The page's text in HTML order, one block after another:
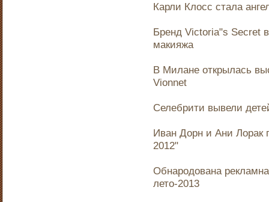
Карли Клосс стала
Бренд Victoria"s Secret
макияжа
В Милане открылась
Vionnet
Селебрити вывели
Иван Дорн и Ани Лорак
2012"
Обнародована
лето-2013